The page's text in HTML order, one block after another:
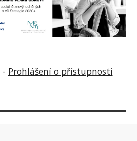
- Prohlášení o přístupnosti